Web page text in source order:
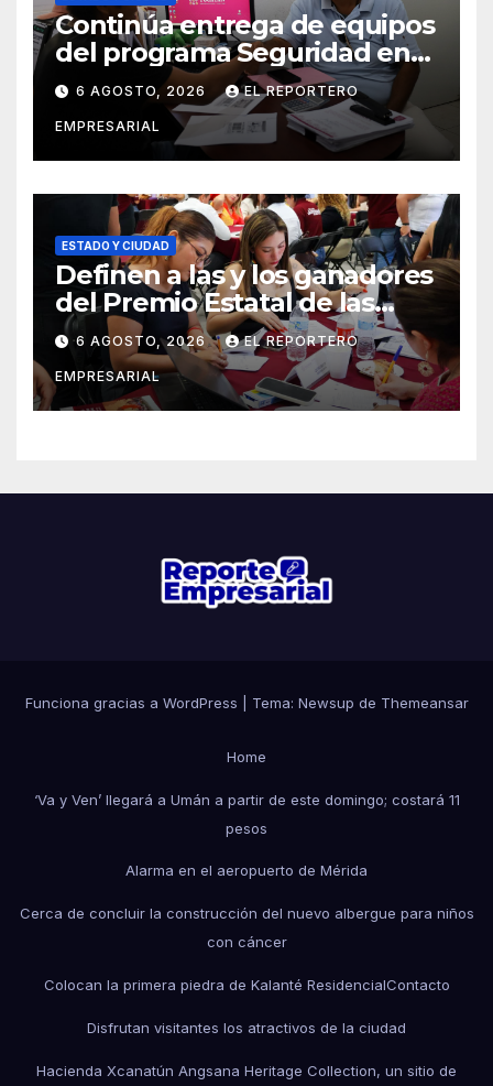
Continúa entrega de equipos
del programa Seguridad en
el Mar
6 AGOSTO, 2026 EL REPORTERO
EMPRESARIAL
ESTADO Y CIUDAD
Definen a las y los ganadores
del Premio Estatal de las
Juventudes 2026
6 AGOSTO, 2026 EL REPORTERO
EMPRESARIAL
Funciona gracias a WordPress Tema: Newsup de Themeansar
Home
‘Va y Ven’ llegará a Umán a partir de este domingo; costará 11
pesos
Alarma en el aeropuerto de Mérida
Cerca de concluir la construcción del nuevo albergue para niños
con cáncer
Colocan la primera piedra de Kalanté ResidencialContacto
Disfrutan visitantes los atractivos de la ciudad
Hacienda Xcanatún Angsana Heritage Collection, un sitio de